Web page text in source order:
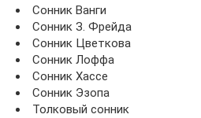
Сонник Ванги
Сонник З. Фрейда
Сонник Цветкова
Сонник Лоффа
Сонник Хассе
Сонник Эзопа
Толковый сонник